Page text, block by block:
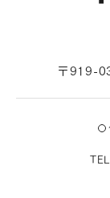
〒919-
TEL